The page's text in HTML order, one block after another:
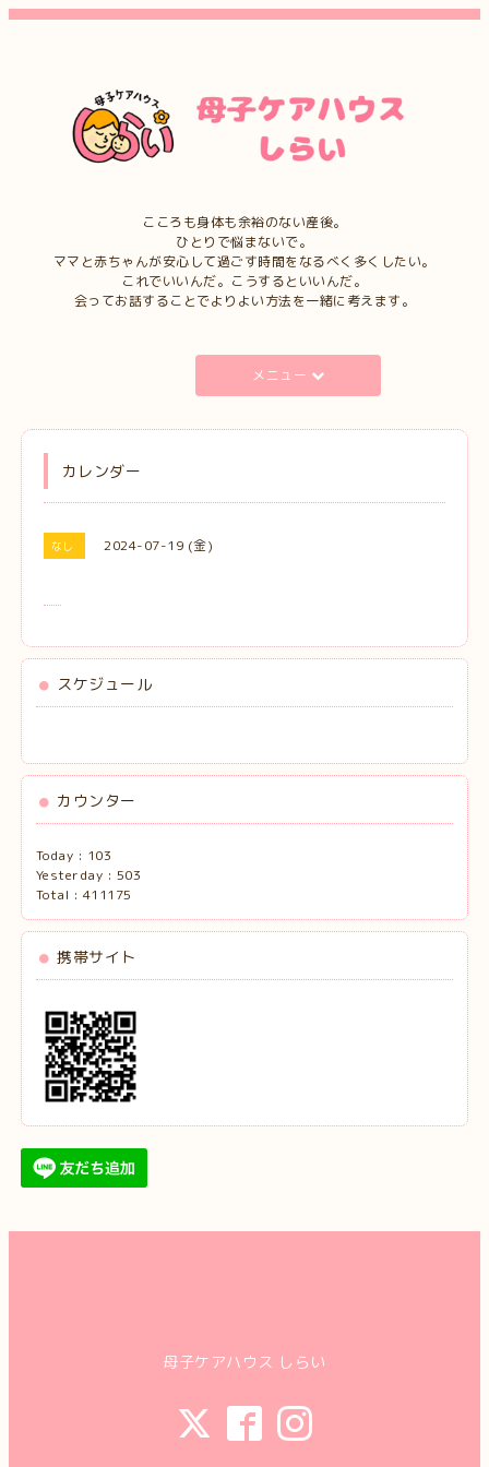
こころも身体も余裕のない産後。
ひとりで悩まないで。
ママと赤ちゃんが安心して過ごす時間をなるべく多くしたい。
これでいいんだ。こうするといいんだ。
会ってお話することでよりよい方法を一緒に考えます。
メニュー
カレンダー
なし 2024-07-19 (金)
スケジュール
カウンター
Today : 103
Yesterday : 503
Total : 411175
携帯サイト
母子ケアハウス しらい